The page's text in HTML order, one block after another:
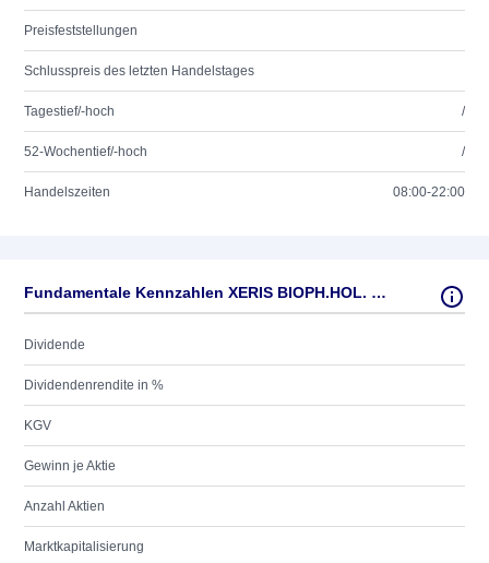
Preisfeststellungen
Schlusspreis des letzten Handelstages
Tagestief/-hoch /
52-Wochentief/-hoch /
Handelszeiten 08:00-22:00
Fundamentale Kennzahlen XERIS BIOPH.HOL. DL-,0001
Dividende
Dividendenrendite in %
KGV
Gewinn je Aktie
Anzahl Aktien
Marktkapitalisierung